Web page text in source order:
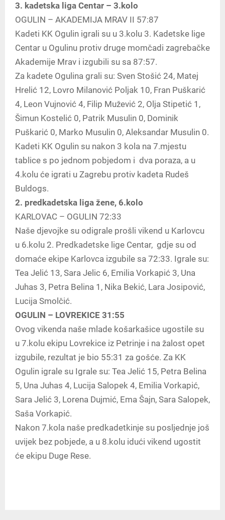
3. kadetska liga Centar – 3.kolo
OGULIN – AKADEMIJA MRAV II 57:87
Kadeti KK Ogulin igrali su u 3.kolu 3. Kadetske lige
Centar u Ogulinu protiv druge momčadi zagrebačke
Akademije Mrav i izgubili su sa 87:57.
Za kadete Ogulina grali su: Sven Stošić 24, Matej
Hrelić 12, Lovro Milanović Poljak 10, Fran Puškarić
4, Leon Vujnović 4, Filip Mužević 2, Olja Stipetić 1,
Šimun Kostelić 0, Patrik Musulin 0, Dominik
Puškarić 0, Marko Musulin 0, Aleksandar Musulin 0.
Kadeti KK Ogulin su nakon 3 kola na 7.mjestu
tablice s po jednom pobjedom i dva poraza, a u
4.kolu će igrati u Zagrebu protiv kadeta Rudeš
Buldogs.
2. predkadetska liga žene, 6.kolo
KARLOVAC – OGULIN 72:33
Naše djevojke su odigrale prošli vikend u Karlovcu
u 6.kolu 2. Predkadetske lige Centar, gdje su od
domaće ekipe Karlovca izgubile sa 72:33. Igrale su:
Tea Jelić 13, Sara Jelic 6, Emilia Vorkapić 3, Una
Juhas 3, Petra Belina 1, Nika Bekić, Lara Josipović,
Lucija Smolčić.
OGULIN – LOVREKICE 31:55
Ovog vikenda naše mlade košarkašice ugostile su
u 7.kolu ekipu Lovrekice iz Petrinje i na žalost opet
izgubile, rezultat je bio 55:31 za gošće. Za KK
Ogulin igrale su Igrale su: Tea Jelić 15, Petra Belina
5, Una Juhas 4, Lucija Salopek 4, Emilia Vorkapić,
Sara Jelić 3, Lorena Dujmić, Ema Šajn, Sara Salopek,
Saša Vorkapić.
Nakon 7.kola naše predkadetkinje su posljednje još
uvijek bez pobjede, a u 8.kolu idući vikend ugostit
će ekipu Duge Rese.